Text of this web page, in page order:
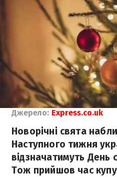
Джерело: Еxpress.co.uk
Новорічні свята
Наступного тижня
відзначатимуть День
Тож прийшов час